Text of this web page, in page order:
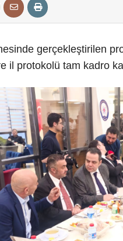
gerçekleştirilen
il protokolü tam kadro